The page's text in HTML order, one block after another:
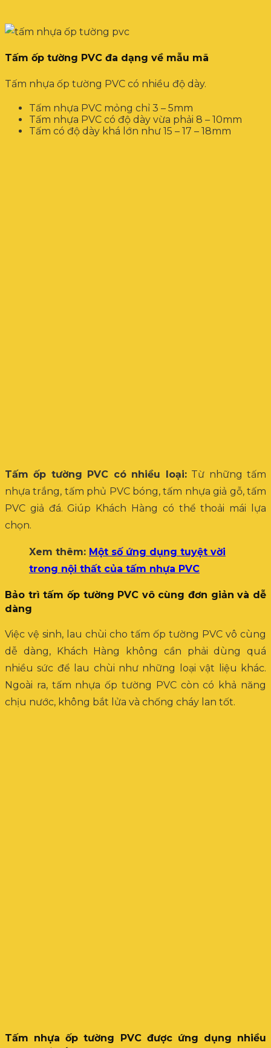
Tấm ốp tường PVC đa dạng về mẫu mã
Tấm nhựa ốp tường PVC có nhiều độ dày.
Tấm nhựa PVC mỏng chỉ 3 – 5mm
Tấm nhựa PVC có độ dày vừa phải 8 – 10mm
Tấm có độ dày khá lớn như 15 – 17 – 18mm
Tấm ốp tường PVC có nhiều loại:Từ những tấm
nhựa trắng, tấm phủ PVC bóng, tấm nhựa giả gỗ, tấm
PVC giả đá. Giúp Khách Hàng có thể thoải mái lựa
chọn.
Xem thêm: Một số ứng dụng tuyệt vời
trong nội thất của tấm nhựa PVC
Bảo trì tấm ốp tường PVC vô cùng đơn giản và dễ
dàng
Việc vệ sinh, lau chùi cho tấm ốp tường PVC vô cùng
dễ dàng, Khách Hàng không cần phải dùng quá
nhiều sức để lau chùi như những loại vật liệu khác.
Ngoài ra, tấm nhựa ốp tường PVC còn có khả năng
chịu nước, không bắt lửa và chống cháy lan tốt.
Tấm nhựa ốp tường PVC được ứng dụng nhiều